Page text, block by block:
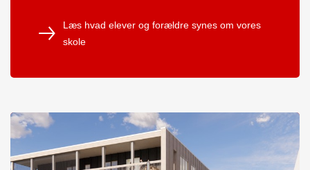
Læs hvad elever og forældre synes om vores
skole